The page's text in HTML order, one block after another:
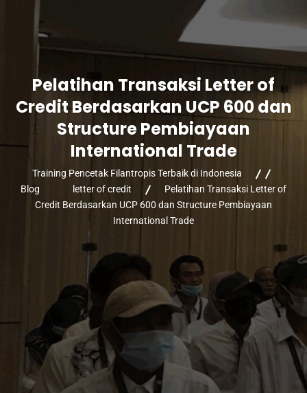
Pelatihan Transaksi Letter of
Credit Berdasarkan UCP 600 dan
Structure Pembiayaan
International Trade
Training Pencetak Filantropis Terbaik di Indonesia
Blog
letter of credit
Pelatihan Transaksi Letter of
Credit Berdasarkan UCP 600 dan Structure Pembiayaan
International Trade